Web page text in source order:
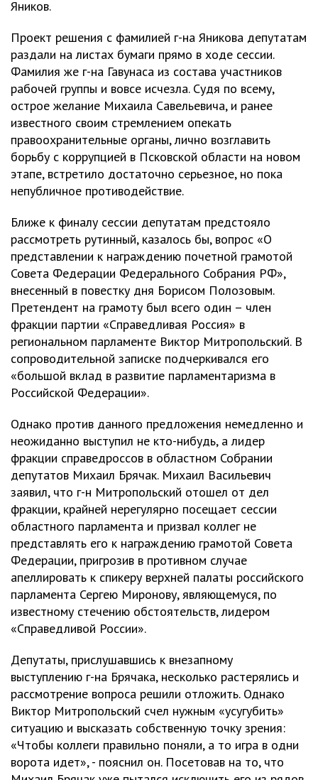
Яников.
Проект решения с фамилией г-на Яникова депутатам
раздали на листах бумаги прямо в ходе сессии.
Фамилия же г-на Гавунаса из состава участников
рабочей группы и вовсе исчезла. Судя по всему,
острое желание Михаила Савельевича, и ранее
известного своим стремлением опекать
правоохранительные органы, лично возглавить
борьбу с коррупцией в Псковской области на новом
этапе, встретило достаточно серьезное, но пока
непубличное противодействие.
Ближе к финалу сессии депутатам предстояло
рассмотреть рутинный, казалось бы, вопрос «О
представлении к награждению почетной грамотой
Совета Федерации Федерального Собрания РФ»,
внесенный в повестку дня Борисом Полозовым.
Претендент на грамоту был всего один – член
фракции партии «Справедливая Россия» в
региональном парламенте Виктор Митропольский. В
сопроводительной записке подчеркивался его
«большой вклад в развитие парламентаризма в
Российской Федерации».
Однако против данного предложения немедленно и
неожиданно выступил не кто-нибудь, а лидер
фракции справедроссов в областном Собрании
депутатов Михаил Брячак. Михаил Васильевич
заявил, что г-н Митропольский отошел от дел
фракции, крайней нерегулярно посещает сессии
областного парламента и призвал коллег не
представлять его к награждению грамотой Совета
Федерации, пригрозив в противном случае
апеллировать к спикеру верхней палаты российского
парламента Сергею Миронову, являющемуся, по
известному стечению обстоятельств, лидером
«Справедливой России».
Депутаты, прислушавшись к внезапному
выступлению г-на Брячака, несколько растерялись и
рассмотрение вопроса решили отложить. Однако
Виктор Митропольский счел нужным «усугубить»
ситуацию и высказать собственную точку зрения:
«Чтобы коллеги правильно поняли, а то игра в одни
ворота идет», - пояснил он. Посетовав на то, что